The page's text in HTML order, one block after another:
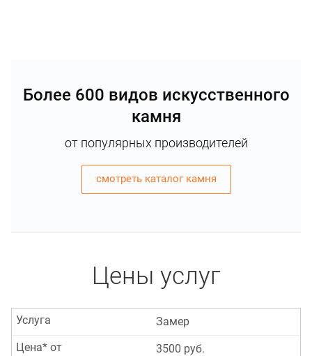
Более 600 видов искусственного
камня
от популярных производителей
смотреть каталог камня
Цены услуг
Замер
Услуга
3500 руб.
Цена* от